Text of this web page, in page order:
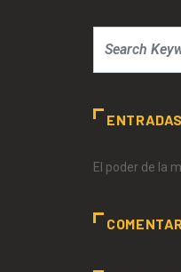
El poder de la